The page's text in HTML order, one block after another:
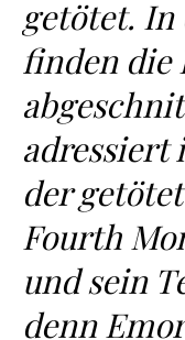
getötet. In
finden
adressiert
der
Fourth
und sein
denn